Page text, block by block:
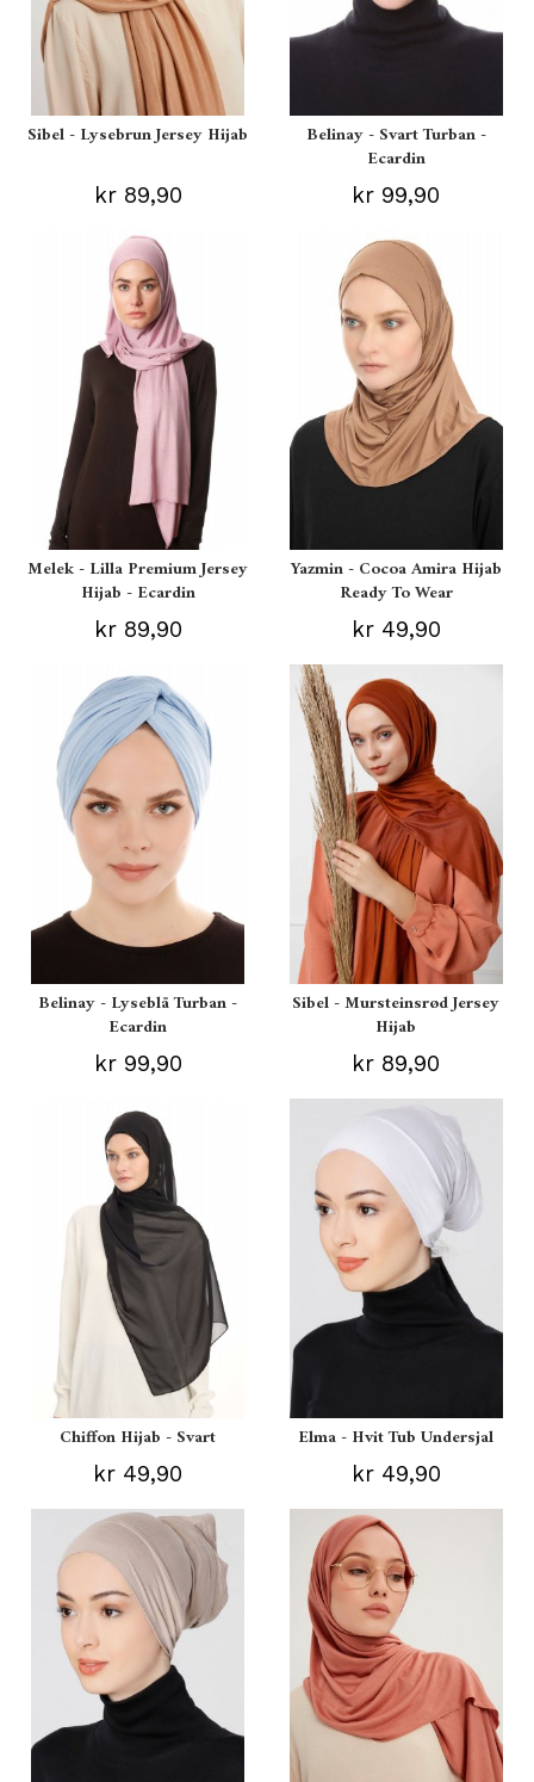
Sibel - Lysebrun Jersey Hijab
kr 89,90
Belinay - Svart Turban -
Ecardin
kr 99,90
Melek - Lilla Premium Jersey
Hijab - Ecardin
kr 89,90
Yazmin - Cocoa Amira Hijab
Ready To Wear
kr 49,90
Belinay - Lyseblå Turban -
Ecardin
kr 99,90
Sibel - Mursteinsrød Jersey
Hijab
kr 89,90
Chiffon Hijab - Svart
kr 49,90
Elma - Hvit Tub Undersjal
kr 49,90